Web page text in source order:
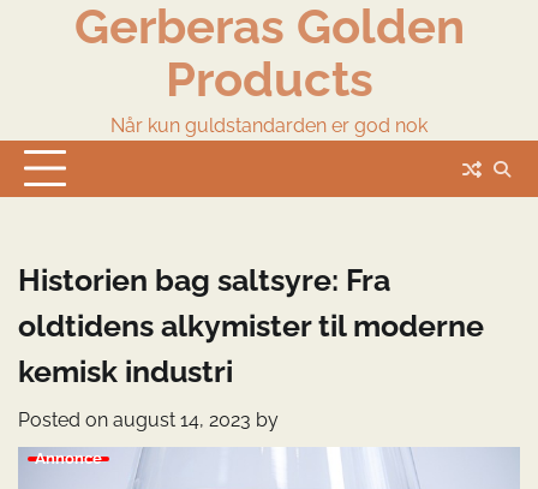
Gerberas Golden
Products
Når kun guldstandarden er god nok
Historien bag saltsyre: Fra
oldtidens alkymister til moderne
kemisk industri
Posted on august 14, 2023 by
Annonce